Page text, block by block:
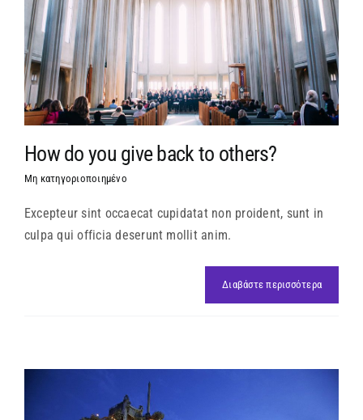
How do you give back to others?
Μη κατηγοριοποιημένο
Excepteur sint occaecat cupidatat non proident, sunt in
culpa qui officia deserunt mollit anim.
Διαβάστε περισσότερα